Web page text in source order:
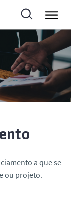
a que se
ou projeto.